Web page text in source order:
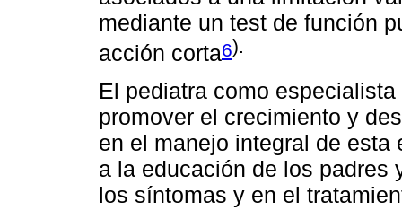
mediante un test de función
acción corta6).
El pediatra como
promover el crecimiento y
en el manejo integral de esta
a la educación de los padres
los síntomas y en el